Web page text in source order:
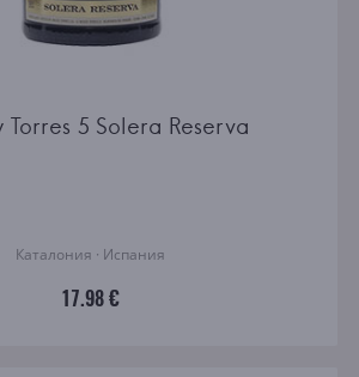
Torres 5 Solera Reserva
Каталония · Испания
17.98 €